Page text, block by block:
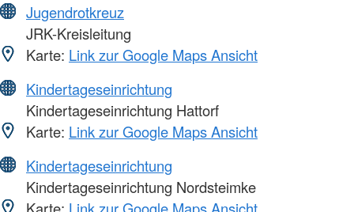
Jugendrotkreuz
JRK-Kreisleitung
Karte: Link zur Google Maps Ansicht
Kindertageseinrichtung
Kindertageseinrichtung Hattorf
Karte: Link zur Google Maps Ansicht
Kindertageseinrichtung
Kindertageseinrichtung Nordsteimke
Karte: Link zur Google Maps Ansicht